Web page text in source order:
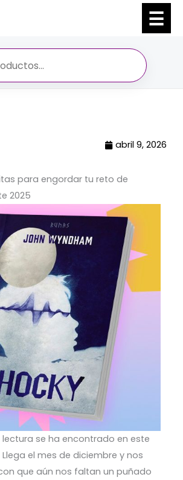
abril 9, 2026
para engordar tu reto de
2025
se ha encontrado en este
el mes de diciembre y nos
que aún nos faltan un puñado